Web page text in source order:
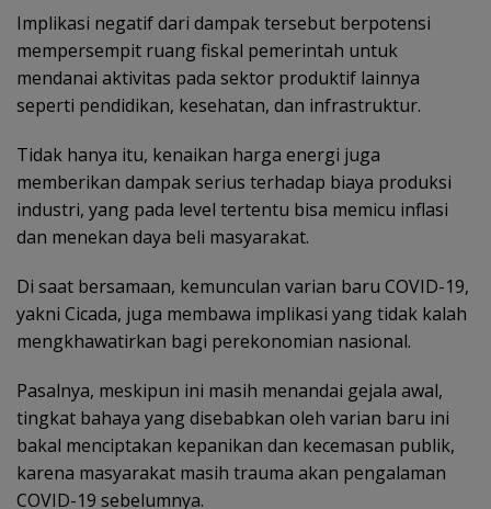
Implikasi negatif dari dampak tersebut berpotensi
mempersempit ruang fiskal pemerintah untuk
mendanai aktivitas pada sektor produktif lainnya
seperti pendidikan, kesehatan, dan infrastruktur.
Tidak hanya itu, kenaikan harga energi juga
memberikan dampak serius terhadap biaya produksi
industri, yang pada level tertentu bisa memicu inflasi
dan menekan daya beli masyarakat.
Di saat bersamaan, kemunculan varian baru COVID-19,
yakni Cicada, juga membawa implikasi yang tidak kalah
mengkhawatirkan bagi perekonomian nasional.
Pasalnya, meskipun ini masih menandai gejala awal,
tingkat bahaya yang disebabkan oleh varian baru ini
bakal menciptakan kepanikan dan kecemasan publik,
karena masyarakat masih trauma akan pengalaman
COVID-19 sebelumnya.